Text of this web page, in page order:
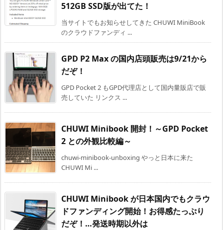
512GB SSD版が出てた！
当サイトでもお知らせしてきた CHUWI MiniBook
のクラウドファンディ ...
GPD P2 Max の国内店頭販売は9/21から
だぞ！
GPD Pocket 2 もGPD代理店として国内量販店で販
売していた リンクス ...
CHUWI Minibook 開封！～GPD Pocket
2 との外観比較編～
chuwi-minibook-unboxing やっと日本に来た
CHUWI Mi ...
CHUWI Minibook が日本国内でもクラウ
ドファンディング開始！お得感たっぷり
だぞ！…発送時期以外は